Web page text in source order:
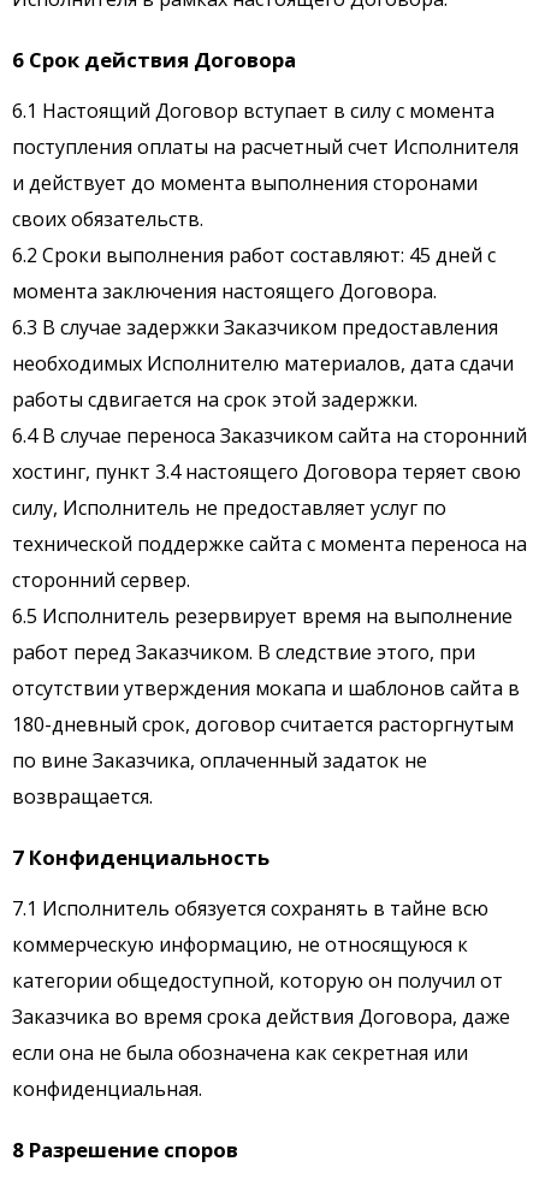
6 Срок действия Договора
6.1 Настоящий Договор вступает в силу с момента
поступления оплаты на расчетный счет Исполнителя
и действует до момента выполнения сторонами
своих обязательств.
6.2 Сроки выполнения работ составляют: 45 дней с
момента заключения настоящего Договора.
6.3 В случае задержки Заказчиком предоставления
необходимых Исполнителю материалов, дата сдачи
работы сдвигается на срок этой задержки.
6.4 В случае переноса Заказчиком сайта на сторонний
хостинг, пункт 3.4 настоящего Договора теряет свою
силу, Исполнитель не предоставляет услуг по
технической поддержке сайта с момента переноса на
сторонний сервер.
6.5 Исполнитель резервирует время на выполнение
работ перед Заказчиком. В следствие этого, при
отсутствии утверждения мокапа и шаблонов сайта в
180-дневный срок, договор считается расторгнутым
по вине Заказчика, оплаченный задаток не
возвращается.
7 Конфиденциальность
7.1 Исполнитель обязуется сохранять в тайне всю
коммерческую информацию, не относящуюся к
категории общедоступной, которую он получил от
Заказчика во время срока действия Договора, даже
если она не была обозначена как секретная или
конфиденциальная.
8 Разрешение споров